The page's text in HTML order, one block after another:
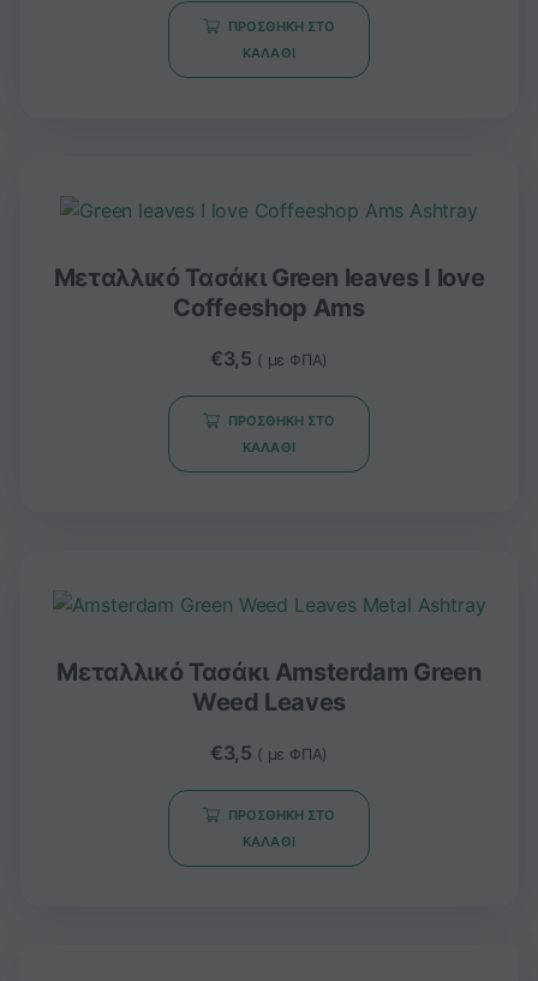
ΠΡΟΣΘΉΚΗ ΣΤΟ
ΚΑΛΆΘΙ
Μεταλλικό Τασάκι Green leaves I love
Coffeeshop Ams
€3,5 ( με ΦΠΑ)
ΠΡΟΣΘΉΚΗ ΣΤΟ
ΚΑΛΆΘΙ
Μεταλλικό Τασάκι Amsterdam Green
Weed Leaves
€3,5 ( με ΦΠΑ)
ΠΡΟΣΘΉΚΗ ΣΤΟ
ΚΑΛΆΘΙ